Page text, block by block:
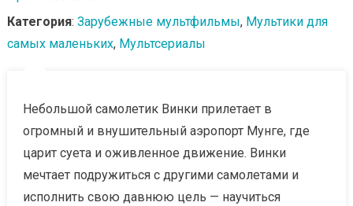
Категория: Зарубежные мультфильмы, Мультики для
самых маленьких, Мультсериалы
Небольшой самолетик Винки прилетает в
огромный и внушительный аэропорт Мунге, где
царит суета и оживленное движение. Винки
мечтает подружиться с другими самолетами и
исполнить свою давнюю цель — научиться